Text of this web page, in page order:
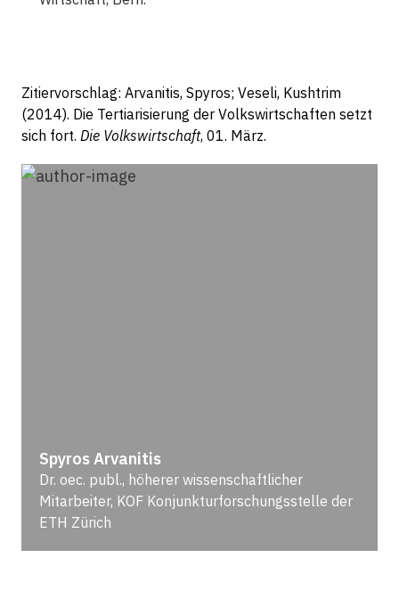
Zitiervorschlag: Arvanitis, Spyros; Veseli, Kushtrim
(2014). Die Tertiarisierung der Volkswirtschaften setzt
sich fort. Die Volkswirtschaft, 01. März.
Spyros Arvanitis
Dr. oec. publ., höherer wissenschaftlicher
Mitarbeiter, KOF Konjunkturforschungsstelle der
ETH Zürich